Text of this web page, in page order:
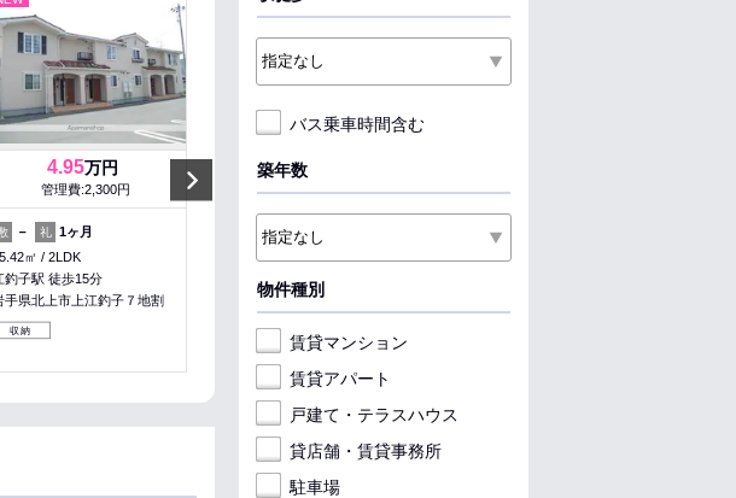
4.95万円
管理費:2,300円
－ 礼 1ヶ月
㎡
2LDK
釣子駅 徒歩15分
手県北上市上江釣子７地割
収納
5.6万円
管理費:2,500円
礼 －
柳原駅 徒歩11分
岩手県北上市本通り３丁目
管理費:3,000円
－
バス乗車時間含む
築年数
物件種別
賃貸マンション
賃貸アパート
戸建て・テラスハウス
貸店舗・賃貸事務所
駐車場